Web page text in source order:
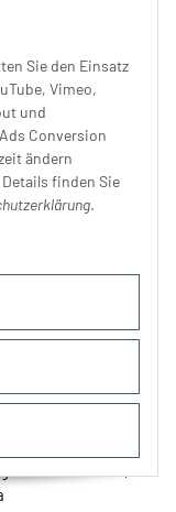
Sie den Einsatz
Vimeo,
und
Conversion
ändern
finden Sie
.
CORSAGE in
schwarz